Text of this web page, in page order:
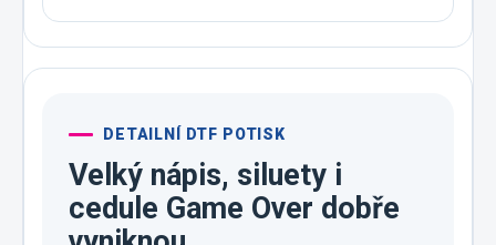
DETAILNÍ DTF POTISK
Velký nápis, siluety i
cedule Game Over dobře